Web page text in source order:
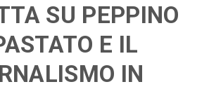
SU PEPPINO
E IL
IN